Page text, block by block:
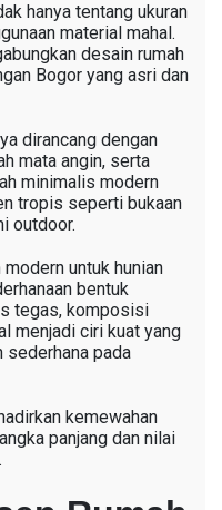
hanya tentang ukuran
material mahal.
desain rumah
Bogor yang asri dan
dirancang dengan
mata angin, serta
minimalis modern
tropis seperti bukaan
outdoor.
untuk hunian
bentuk
tegas, komposisi
menjadi ciri kuat yang
sederhana pada
kemewahan
panjang dan nilai